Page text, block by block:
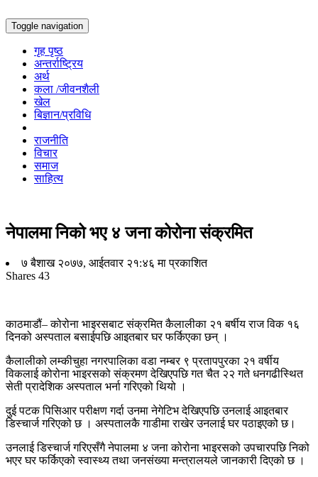
Toggle navigation
गृह पृष्ठ
अन्तर्राष्ट्रिय
अर्थ
कला /जीवनशैली
खेल
बिज्ञान/प्रविधि
राजनीति
विचार
समाज
साहित्य
नेपालमा निको भए ४ जना कोरोना संक्रमित
७ बैशाख २०७७, आईतवार २१:४६ मा प्रकाशित
Shares 43
काठमाडौं– कोरोना भाइरसबाट संक्रमित कैलालीका २१ बर्षीय राज विक १६
दिनको अस्पताल बसाईपछि आइतबार घर फर्किएका छन् ।
कैलालीको लम्कीचुहा नगरपालिका वडा नम्बर ९ प्रतापपुरका २१ वर्षीय
विकलाई कोरोना भाइरसको संक्रमण देखिएपछि गत चैत २२ गते धनगढीस्थित
सेती प्रादेशिक अस्पताल भर्ना गरिएको थियो ।
दुई पटक पिसिआर परीक्षण गर्दा उनमा नेगेटिभ देखिएपछि उनलाई आइतबार
डिस्चार्ज गरिएको छ । अस्पतालकै गाडीमा राखेर उनलाई घर पठाइएको छ।
उनलाई डिस्चार्ज गरिएसँगै नेपालमा ४ जना कोरोना भाइरसको उपचारपछि निको
भएर घर फर्किएको स्वास्थ्य तथा जनसंख्या मन्त्रालयले जानकारी दिएको छ ।